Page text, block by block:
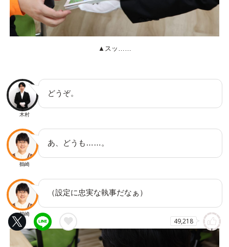
▲スッ……
木村
どうぞ。
鶴崎
あ、どうも……。
鶴崎
（設定に忠実な執事だなぁ）
49,218